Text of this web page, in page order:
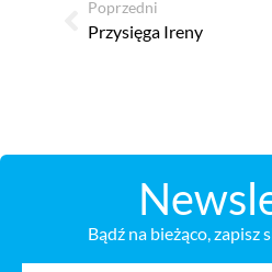
Poprzedni
Przysięga Ireny
Bądź na bieżąco, zapisz